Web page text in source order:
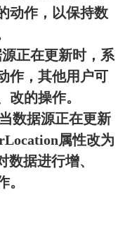
动作，以保持数
正在更新时，系
作，其他用户可
改的操作。
数据源正在更新
属性改为
数据进行增、
。